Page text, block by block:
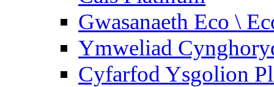
Gwasanaeth Eco \
Ymweliad
Cyfarfod Ysgolion